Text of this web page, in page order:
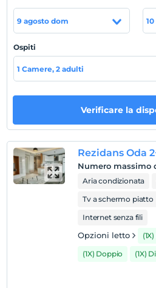
Tesis imkanları;
7/24 resepsiyon,
Fi, açık kapalı havuz, emanet
bulunmaktadır.
Posizione
Adana Çuvurova'da
Regole dell'hotel
L'ultimo 12:00 e prima
animale domestico
9 agosto dom
Ospiti
1 Camere, 2 adulti
Verificare la
Rezidans Oda
Numero massimo
Aria condizionata
Tv a schermo piatto
Internet senza fili
Opzioni letto
(1X) Doppio
(1X)